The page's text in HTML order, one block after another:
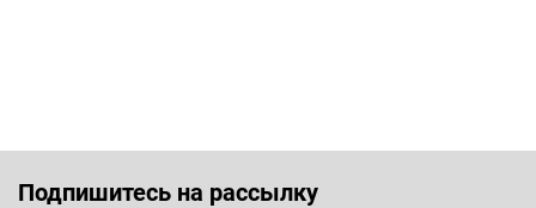
Подпишитесь на рассылку